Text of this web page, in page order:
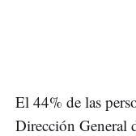
El 44% de las
Dirección General